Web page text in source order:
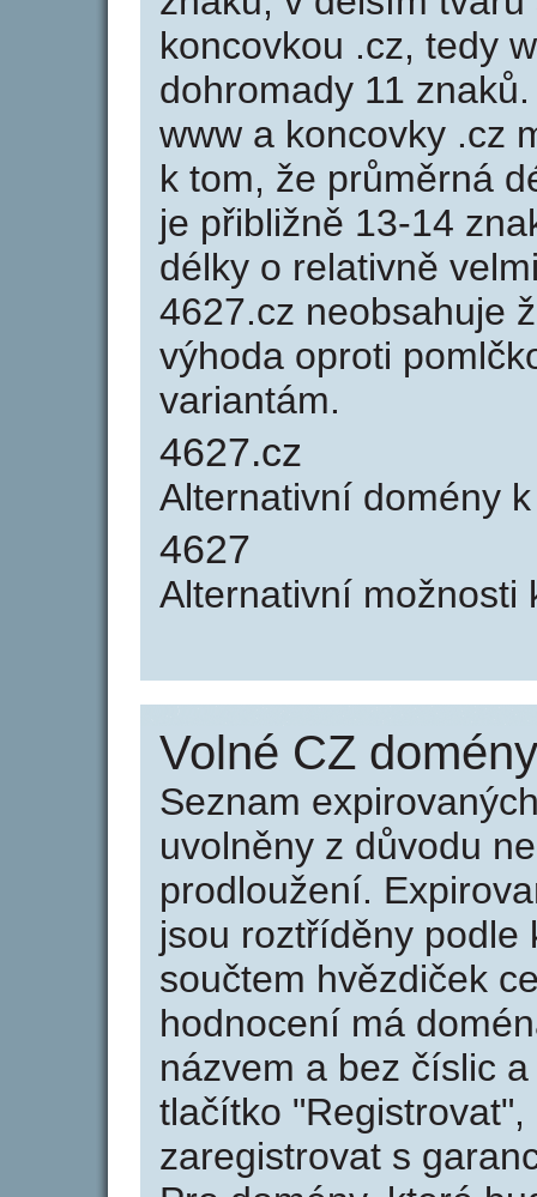
koncovkou .cz, tedy
dohromady 11
www a koncovky .cz
k tom, že průměrná
je přibližně 13-14
délky o relativně
4627.cz neobsahuje
výhoda oproti
variantám.
4627.cz
Alternativní domény
4627
Alternativní možnosti
Volné CZ
Seznam
uvolněny z důvodu
prodloužení.
jsou roztříděny podle
součtem hvězdiček
hodnocení má
názvem a bez číslic
tlačítko
zaregistrovat s